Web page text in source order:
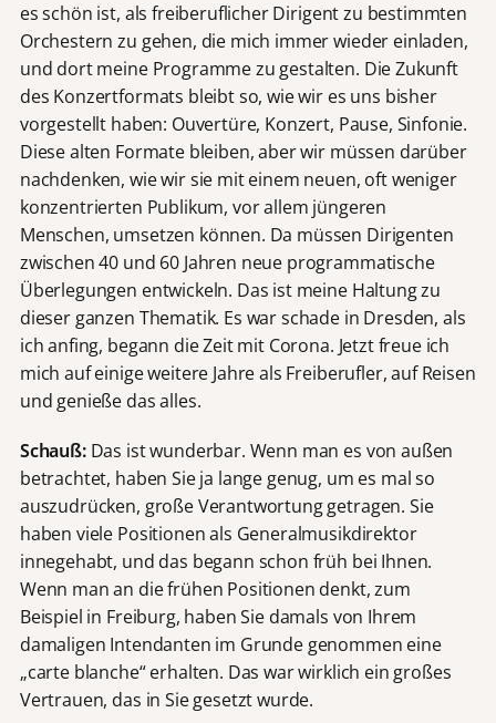
es schön ist, als freiberuflicher Dirigent zu bestimmten
Orchestern zu gehen, die mich immer wieder einladen,
und dort meine Programme zu gestalten. Die Zukunft
des Konzertformats bleibt so, wie wir es uns bisher
vorgestellt haben: Ouvertüre, Konzert, Pause, Sinfonie.
Diese alten Formate bleiben, aber wir müssen darüber
nachdenken, wie wir sie mit einem neuen, oft weniger
konzentrierten Publikum, vor allem jüngeren
Menschen, umsetzen können. Da müssen Dirigenten
zwischen 40 und 60 Jahren neue programmatische
Überlegungen entwickeln. Das ist meine Haltung zu
dieser ganzen Thematik. Es war schade in Dresden, als
ich anfing, begann die Zeit mit Corona. Jetzt freue ich
mich auf einige weitere Jahre als Freiberufler, auf Reisen
und genieße das alles.
Schauß:Das ist wunderbar. Wenn man es von außen
betrachtet, haben Sie ja lange genug, um es mal so
auszudrücken, große Verantwortung getragen. Sie
haben viele Positionen als Generalmusikdirektor
innegehabt, und das begann schon früh bei Ihnen.
Wenn man an die frühen Positionen denkt, zum
Beispiel in Freiburg, haben Sie damals von Ihrem
damaligen Intendanten im Grunde genommen eine
„carte blanche“ erhalten. Das war wirklich ein großes
Vertrauen, das in Sie gesetzt wurde.